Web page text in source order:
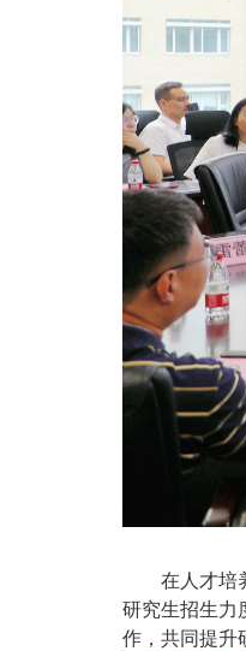
在人才培
研究生招生力
作，共同提升